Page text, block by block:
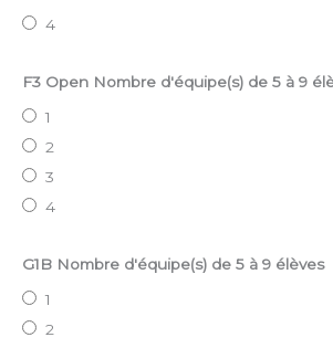
4
F3 Open Nombre d'équipe(s) de 5 à 9
1
2
3
4
G1B Nombre d'équipe(s) de 5 à 9 élèves
1
2